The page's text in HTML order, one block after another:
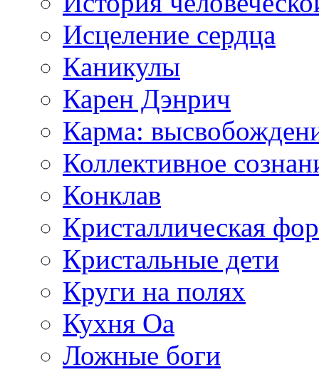
Исцеление сердца
Каникулы
Карен Дэнрич
Карма:
Коллективное
Конклав
Кристаллическая
Кристальные дети
Круги на полях
Кухня Оа
Ложные боги